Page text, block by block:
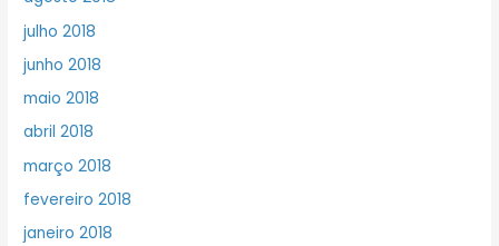
julho 2018
junho 2018
maio 2018
abril 2018
março 2018
fevereiro 2018
janeiro 2018